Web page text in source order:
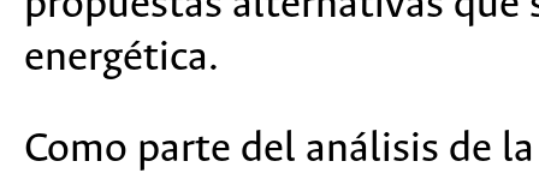
energética.
Como parte del análisis de